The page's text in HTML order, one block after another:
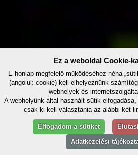
Ez a weboldal Cookie-
E honlap megfelelő működéséhez néha
(angolul: cookie) kell elhelyeznünk
webhelyek és
A webhelyünk által használt sütik
csak ki kell választania az alábbi két
Elfogadom a sütiket
Adatkezelési